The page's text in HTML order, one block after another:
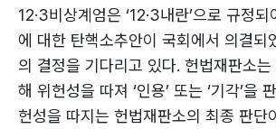
12·3비상계엄은 ‘12·3내란’으로 규정
에 대한 탄핵소추안이 국회에서 의결되
의 결정을 기다리고 있다. 헌법재판소
해 위헌성을 따져 ‘인용’ 또는 ‘기각’을
헌성을 따지는 헌법재판소의 최종 판단